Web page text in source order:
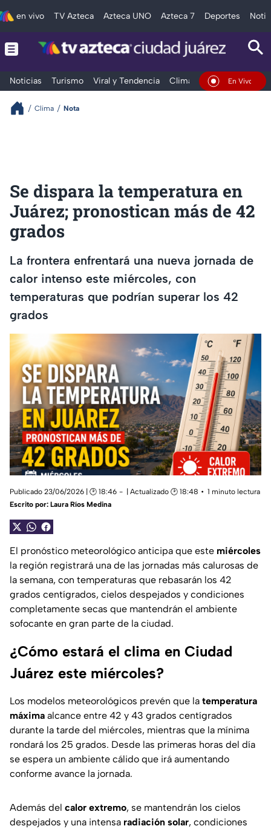
en vivo TV Azteca Azteca UNO Azteca 7 Deportes
Noticias Turismo Viral y Tendencia Clima Deportes
En Vivo
Clima Nota
Se dispara la temperatura en
Juárez; pronostican más de 42
grados
La frontera enfrentará una nueva jornada de
calor intenso este miércoles, con
temperaturas que podrían superar los 42
grados
Publicado 23/06/2026 | 🕑 18:46 | Actualizado 🕑 18:48
1 minuto lectura
Escrito por: Laura Ríos Medina
El pronóstico meteorológico anticipa que este miércoles
la región registrará una de las jornadas más calurosas de
la semana, con temperaturas que rebasarán los 42
grados centígrados, cielos despejados y condiciones
completamente secas que mantendrán el ambiente
sofocante en gran parte de la ciudad.
¿Cómo estará el clima en Ciudad
Juárez este miércoles?
Los modelos meteorológicos prevén que la temperatura
máxima alcance entre 42 y 43 grados centígrados
durante la tarde del miércoles, mientras que la mínima
rondará los 25 grados. Desde las primeras horas del día
se espera un ambiente cálido que irá aumentando
conforme avance la jornada.
Además del calor extremo, se mantendrán los cielos
despejados y una intensa radiación solar, condiciones